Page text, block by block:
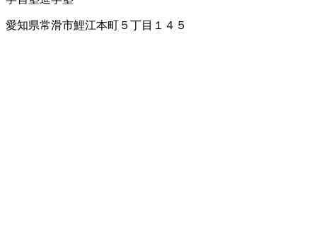
愛知県常滑市鯉江本町５丁目１４５